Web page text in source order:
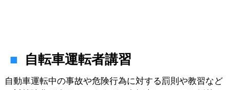
自転車運転者講習
自動車運転中の事故や危険行為に対する罰則や教習など